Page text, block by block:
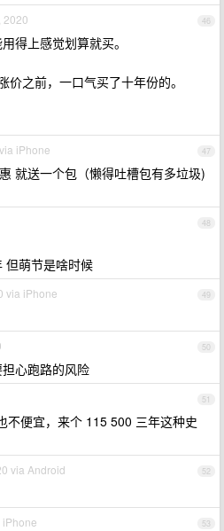
46
2020
得上感觉划算就买。
价之前，一口气买了十年份的。
47
iPhone
就送一个包（懒得吐槽包有多垃圾)
48
但萌节是啥时候
49
via iPhone
50
心跑路的风险
51
不便宜，来个 115 500 三年这种史
52
via Android
53